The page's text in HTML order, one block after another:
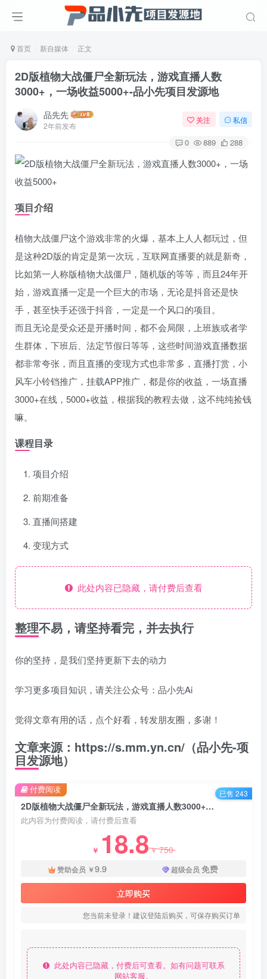
首页 新自媒体 正文
2D版植物大战僵尸全新玩法，游戏直播人数
3000+，一场收益5000+-品小先项目发源地
品先先
2年前发布
关注 私信
0 889 288
项目介绍
植物大战僵尸这个游戏非常的火爆，基本上人人都玩过，但
是这种2D版的肯定是第一次玩，互联网直播要的就是新奇，
比如第一人称版植物大战僵尸，随机版的等等，而且24年开
始，游戏直播一定是一个巨大的市场，无论是抖音还是快
手，甚至快手还强于抖音，一定是一个风口的项目。
而且无论是受众还是开播时间，都不会局限，上班族或者学
生群体，下班后、法定节假日等等，这些时间游戏直播数据
都非常夸张，而且直播的变现方式也非常多，直播打赏，小
风车小铃铛推广，挂载APP推广，都是你的收益，一场直播
3000+在线，5000+收益，根据我的教程去做，这不纯纯捡钱
嘛。
课程目录
项目介绍
前期准备
直播间搭建
变现方式
此处内容已隐藏，请付费后查看
整理不易，请坚持看完，并去执行
你的坚持，是我们坚持更新下去的动力
学习更多项目知识，请关注公众号：品小先Ai
觉得文章有用的话，点个好看，转发朋友圈，多谢！
文章来源：https://s.mm.yn.cn/（品小先-项
目发源地）
2D版植物大战僵尸全新玩法，游戏直播人数3000+，一场收益5000+ - 资源之家
此内容为付费阅读，请付费后查看
￥ 18.8￥750
赞助会员 ￥9.9 超级会员 免费
立即购买
您当前未登录！建议登陆后购买，可保存购买订单
此处内容已隐藏，付费后可查看。如有问题可联系
网站客服。
付费阅读 已售 243